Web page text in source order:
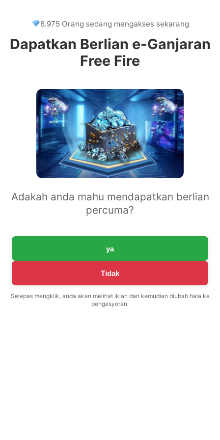
8.975 Orang sedang mengakses sekarang
Dapatkan Berlian e-Ganjaran
Free Fire
Adakah anda mahu mendapatkan berlian
percuma?
ya
Tidak
Selepas mengklik, anda akan melihat iklan dan kemudian diubah hala ke
pengesyoran.